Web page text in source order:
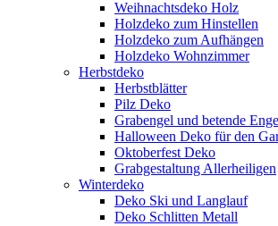
Weihnachtsdeko Holz
Holzdeko zum Hinstellen
Holzdeko zum Aufhängen
Holzdeko Wohnzimmer
Herbstdeko
Herbstblätter
Pilz Deko
Grabengel und betende
Halloween Deko für den
Oktoberfest Deko
Grabgestaltung Allerheiligen
Winterdeko
Deko Ski und Langlauf
Deko Schlitten Metall